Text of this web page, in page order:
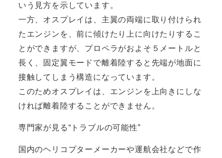
いう見方を示しています。
一方、オスプレイは、主翼の両端に取り付けられ
たエンジンを、前に傾けたり上に向けたりするこ
とができますが、プロペラがおよそ５メートルと
長く、固定翼モードで離着陸すると先端が地面に
接触してしまう構造になっています。
このためオスプレイは、エンジンを上向きにしな
ければ離着陸することができません。
専門家が見る“トラブルの可能性”
国内のヘリコプターメーカーや運航会社などで作